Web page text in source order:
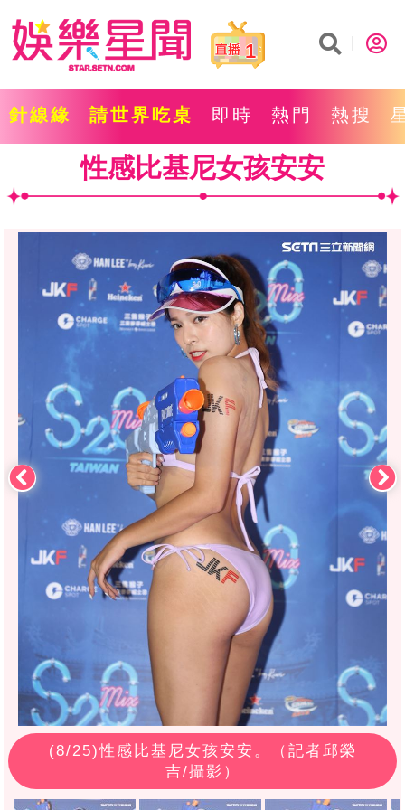
1
針線緣 請世界吃桌 即時 熱門 熱搜
性感比基尼女孩安安
(8/25)性感比基尼女孩安安。（記者邱榮
吉/攝影）